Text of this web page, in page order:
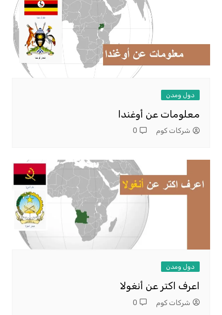
دول ومدن
معلومات عن أوغندا
شركات كوم 0
دول ومدن
اعرف اكتر عن أنغولا
شركات كوم 0